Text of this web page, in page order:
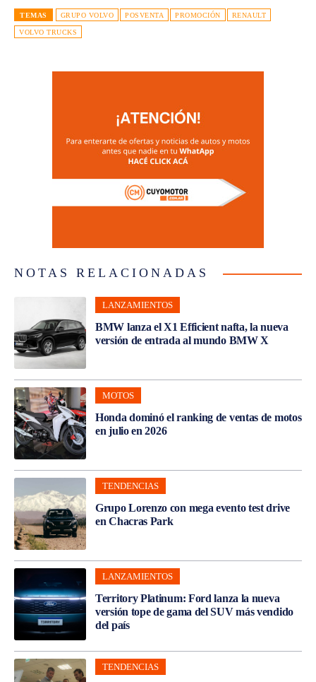
TEMAS GRUPO VOLVO POSVENTA PROMOCIÓN RENAULT
VOLVO TRUCKS
NOTAS RELACIONADAS
LANZAMIENTOS
BMW lanza el X1 Efficient nafta, la nueva
versión de entrada al mundo BMW X
MOTOS
Honda dominó el ranking de ventas de motos
en julio en 2026
TENDENCIAS
Grupo Lorenzo con mega evento test drive
en Chacras Park
LANZAMIENTOS
Territory Platinum: Ford lanza la nueva
versión tope de gama del SUV más vendido
del país
TENDENCIAS